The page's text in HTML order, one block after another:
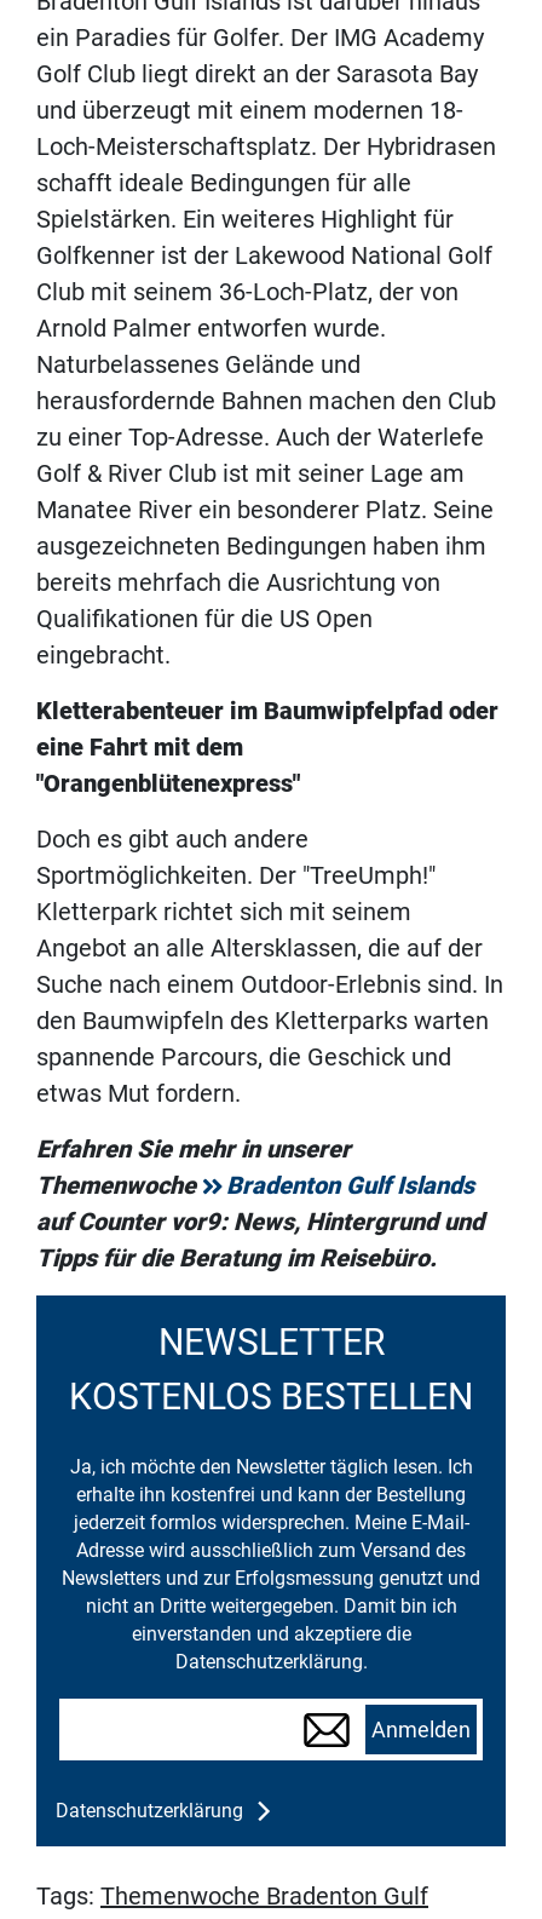
ein Paradies für Golfer. Der IMG Academy
Golf Club liegt direkt an der Sarasota Bay
und überzeugt mit einem modernen 18-
Loch-Meisterschaftsplatz. Der Hybridrasen
schafft ideale Bedingungen für alle
Spielstärken. Ein weiteres Highlight für
Golfkenner ist der Lakewood National Golf
Club mit seinem 36-Loch-Platz, der von
Arnold Palmer entworfen wurde.
Naturbelassenes Gelände und
herausfordernde Bahnen machen den Club
zu einer Top-Adresse. Auch der Waterlefe
Golf & River Club ist mit seiner Lage am
Manatee River ein besonderer Platz. Seine
ausgezeichneten Bedingungen haben ihm
bereits mehrfach die Ausrichtung von
Qualifikationen für die US Open
eingebracht.
Kletterabenteuer im Baumwipfelpfad oder
eine Fahrt mit dem
"Orangenblütenexpress"
Doch es gibt auch andere
Sportmöglichkeiten. Der "TreeUmph!"
Kletterpark richtet sich mit seinem
Angebot an alle Altersklassen, die auf der
Suche nach einem Outdoor-Erlebnis sind. In
den Baumwipfeln des Kletterparks warten
spannende Parcours, die Geschick und
etwas Mut fordern.
Erfahren Sie mehr in unserer
Themenwoche
Bradenton Gulf Islands
auf Counter vor9: News, Hintergrund und
Tipps für die Beratung im Reisebüro.
NEWSLETTER
KOSTENLOS BESTELLEN
Ja, ich möchte den Newsletter täglich lesen. Ich
erhalte ihn kostenfrei und kann der Bestellung
jederzeit formlos widersprechen. Meine E-Mail-
Adresse wird ausschließlich zum Versand des
Newsletters und zur Erfolgsmessung genutzt und
nicht an Dritte weitergegeben. Damit bin ich
einverstanden und akzeptiere die
Datenschutzerklärung.
Anmelden
Datenschutzerklärung
Tags: Themenwoche Bradenton Gulf